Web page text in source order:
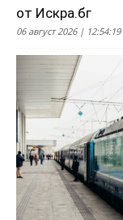
от Искра.бг
06 август 2026 | 12:54:19